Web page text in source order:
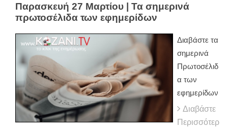
Παρασκευή 27 Μαρτίου | Τα σημερινά
πρωτοσέλιδα των εφημερίδων
Διαβάστε τα
σημερινά
Πρωτοσέλιδ
α των
εφημερίδων
Διαβάστε
Περισσότερ